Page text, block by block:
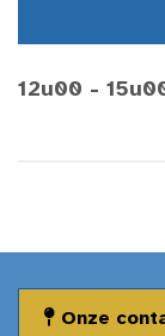
12u00 -
Onze